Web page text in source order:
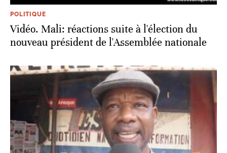
POLITIQUE
Vidéo. Mali: réactions suite à l'élection du
nouveau président de l'Assemblée nationale